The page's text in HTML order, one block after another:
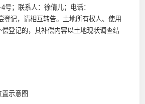
号；联系人：徐倩儿；电话：
登记，请相互转告。土地所有权人、使用
登记的，其补偿内容以土地现状调查结
示意图